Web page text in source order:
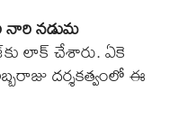
నారి నడుమ
లాక్ చేశారు. ఏకె
దర్శకత్వంలో ఈ